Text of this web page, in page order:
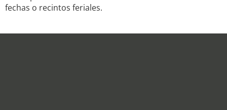
fechas o recintos feriales.